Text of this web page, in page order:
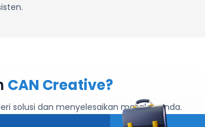
CAN Creative?
solusi dan menyelesaikan masalah Anda.